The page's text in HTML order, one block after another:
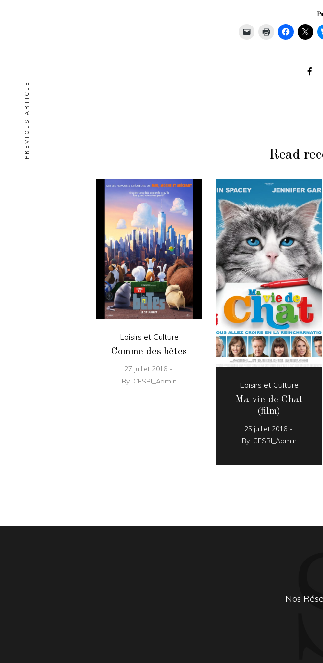
PREVIOUS ARTICLE Read
Loisirs et Culture
Comme des bêtes
27 juillet 2016
By CFSBI_Admin
Loisirs et Culture
Ma vie de Chat
(film)
25 juillet 2016
By CFSBI_Admin
Nos